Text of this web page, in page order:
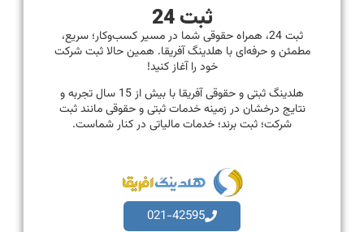
ثبت 24
ثبت 24، همراه حقوقی شما در مسیر کسب‌وکار؛ سریع،
مطمئن و حرفه‌ای با هلدینگ آفریقا. همین حالا ثبت شرکت
خود را آغاز کنید!
هلدینگ ثبتی و حقوقی آفریقا با بیش از 15 سال تجربه و
نتایج درخشان در زمینه خدمات ثبتی و حقوقی مانند ثبت
شرکت؛ ثبت برند؛ خدمات مالیاتی در کنار شماست.
021-42595